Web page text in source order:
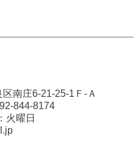
南庄6-21-25-1Ｆ-Ａ
844-8174
火曜日